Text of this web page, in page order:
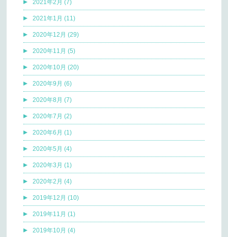
2021年2月 (7)
2021年1月 (11)
2020年12月 (29)
2020年11月 (5)
2020年10月 (20)
2020年9月 (6)
2020年8月 (7)
2020年7月 (2)
2020年6月 (1)
2020年5月 (4)
2020年3月 (1)
2020年2月 (4)
2019年12月 (10)
2019年11月 (1)
2019年10月 (4)